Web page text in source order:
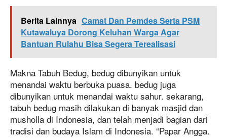
Berita Lainnya Camat Dan Pemdes Serta PSM
Kutawaluya Dorong Keluhan Warga Agar
Bantuan Rulahu Bisa Segera Terealisasi
Makna Tabuh Bedug, bedug dibunyikan untuk
menandai waktu berbuka puasa. bedug juga
dibunyikan untuk menandai waktu sahur. sekarang,
tabuh bedug masih dilakukan di banyak masjid dan
musholla di Indonesia, dan telah menjadi bagian dari
tradisi dan budaya Islam di Indonesia. “Papar Angga.